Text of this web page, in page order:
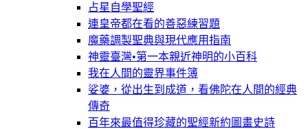
占星自學聖經
連皇帝都在看的善惡練習題
魔藥調製聖典與現代應用指南
神靈臺灣•第一本親近神明的小百科
我在人間的靈界事件簿
娑婆，從出生到成道，看佛陀在人間的經典
傳奇
百年來最值得珍藏的聖經新約圖畫史詩